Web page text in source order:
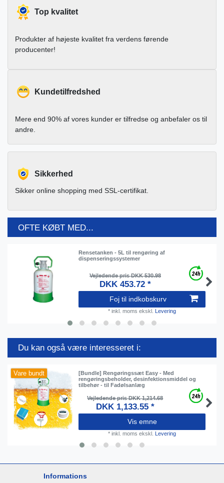
Top kvalitet
Produkter af højeste kvalitet fra verdens førende
producenter!
Kundetilfredshed
Mere end 90% af vores kunder er tilfredse og anbefaler os til
andre.
Sikkerhed
Sikker online shopping med SSL-certifikat.
OFTE KØBT MED...
Rensetanken - 5L til rengøring af
dispenseringssystemer
Vejledende pris DKK 530.98
DKK 453.72 *
Foj til indkobskurv
* inkl. moms ekskl. Levering
Du kan også være interesseret i:
Vare bundt
[Bundle] Rengøringssæt Easy - Med
rengøringsbeholder, desinfektionsmiddel og
tilbehør - til Fadølsanlæg
Vejledende pris DKK 1,214.68
DKK 1,133.55 *
Vis emne
* inkl. moms ekskl. Levering
Informations